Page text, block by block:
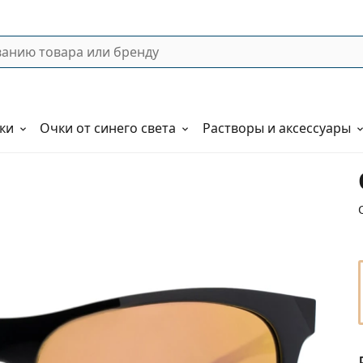
Очки от синего света Растворы и аксессуары